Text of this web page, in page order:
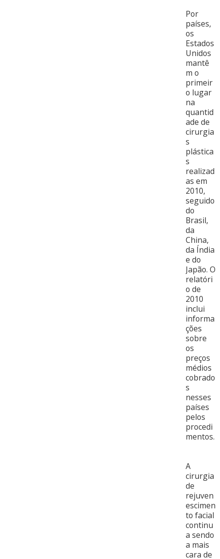
Por
países,
os
Estados
Unidos
mantê
m o
primeir
o lugar
na
quantid
ade de
cirurgia
s
plástica
s
realizad
as em
2010,
seguido
do
Brasil,
da
China,
da Índia
e do
Japão. O
relatóri
o de
2010
inclui
informa
ções
sobre
os
preços
médios
cobrado
s
nesses
países
pelos
procedi
mentos.
A
cirurgia
de
rejuven
escimen
to facial
continu
a sendo
a mais
cara de